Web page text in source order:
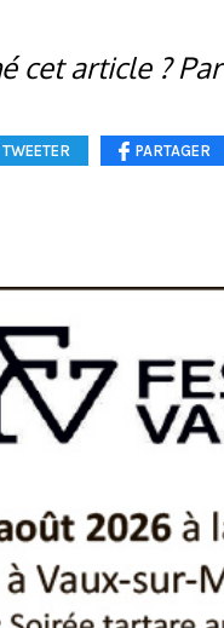
cet article ?
TWEETER PARTAGER